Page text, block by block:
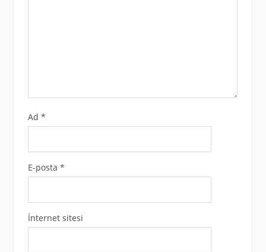
Ad *
E-posta *
İnternet sitesi